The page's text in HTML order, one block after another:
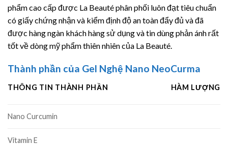
phẩm cao cấp được La Beauté phân phối luôn đạt tiêu chuẩn
có giấy chứng nhận và kiểm định độ an toàn đẩy đủ và đã
được hàng ngàn khách hàng sử dụng và tin dùng phản ánh rất
tốt về dòng mỹ phẩm thiên nhiên của La Beauté.
Thành phần của Gel Nghệ Nano NeoCurma
THÔNG TIN THÀNH PHẦN HÀM LƯỢNG
Nano Curcumin
Vitamin E